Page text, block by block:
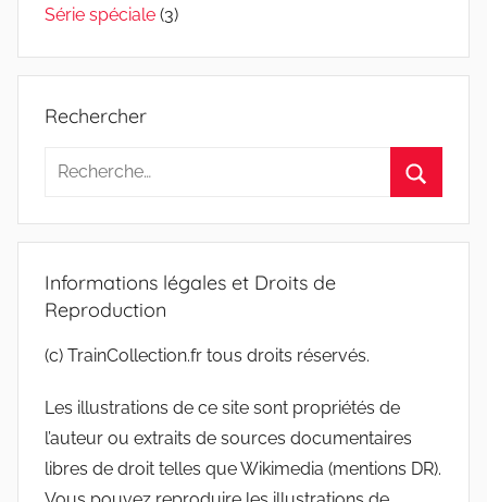
Série spéciale (3)
Rechercher
Recherche
:
Informations légales et Droits de
Reproduction
(c) TrainCollection.fr tous droits réservés.
Les illustrations de ce site sont propriétés de
l’auteur ou extraits de sources documentaires
libres de droit telles que Wikimedia (mentions DR).